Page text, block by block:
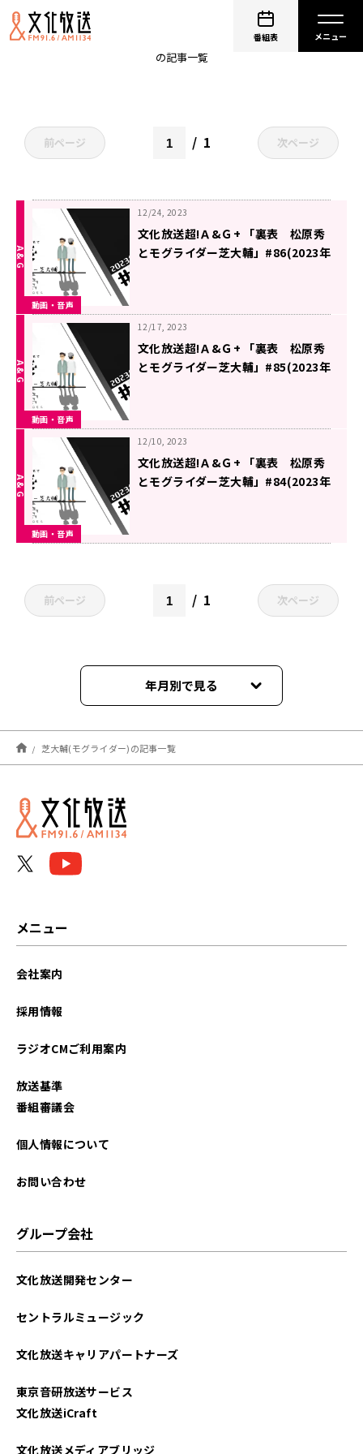
番組表
芝大輔(モグライダー)
の記事一覧
前ページ 1 次ページ
動画・音声
12/24, 2023
文化放送超!Ａ&Ｇ+ 「裏表 松原秀
とモグライダー芝大輔」#86(2023年
動画・音声
12/17, 2023
文化放送超!Ａ&Ｇ+ 「裏表 松原秀
とモグライダー芝大輔」#85(2023年
動画・音声
12/10, 2023
文化放送超!Ａ&Ｇ+ 「裏表 松原秀
とモグライダー芝大輔」#84(2023年
前ページ 1 次ページ
年月別で見る
2024年12月
2024年11月
2024年10月
2024年01月
2023年10月
2023年05月
芝大輔(モグライダー)の記事一覧
メニュー
会社案内
採用情報
ラジオCMご利用案内
放送基準
番組審議会
個人情報について
お問い合わせ
グループ会社
文化放送開発センター
セントラルミュージック
文化放送キャリアパートナーズ
東京音研放送サービス
文化放送iCraft
文化放送メディアブリッジ